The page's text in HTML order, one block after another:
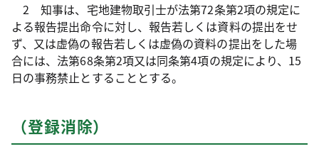
2 知事は、宅地建物取引士が法第72条第2項の規定に
よる報告提出命令に対し、報告若しくは資料の提出をせ
ず、又は虚偽の報告若しくは虚偽の資料の提出をした場
合には、法第68条第2項又は同条第4項の規定により、15
日の事務禁止とすることとする。
（登録消除）